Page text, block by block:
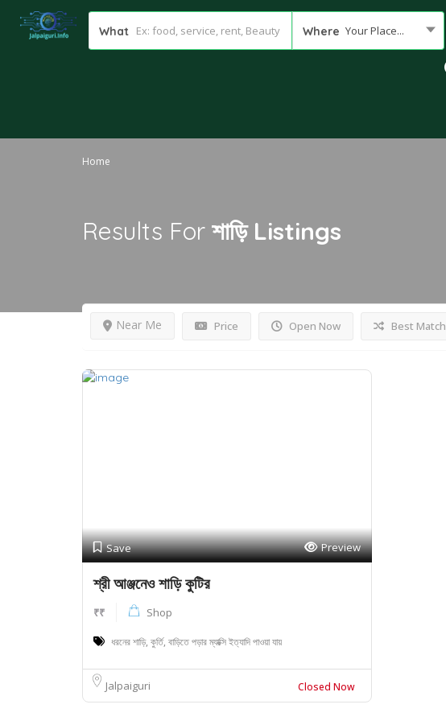
What Where Your Place...
Home
Results For শাড়ি Listings
Price Open Now
Near Me Best Match
Save Preview
শ্রী আঞ্জনেও শাড়ি কুটির
₹₹ Shop
ধরনের শাড়ি, কুর্তি, বাড়িতে পড়ার ম্যাক্সি ইত্যাদি পাওয়া যায়
Jalpaiguri Closed Now